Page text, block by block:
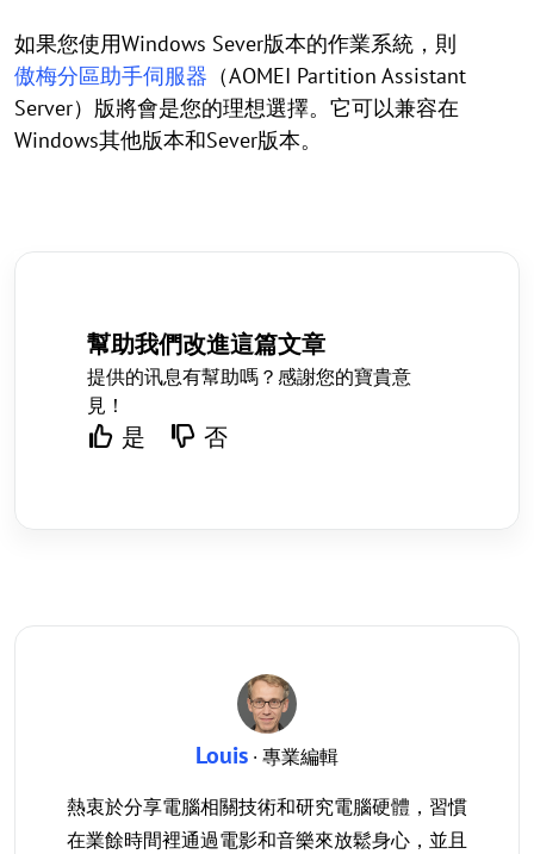
如果您使用Windows Sever版本的作業系統，則
傲梅分區助手伺服器 （AOMEI Partition Assistant
Server）版將會是您的理想選擇。它可以兼容在
Windows其他版本和Sever版本。
幫助我們改進這篇文章
提供的讯息有幫助嗎？感謝您的寶貴意
見！
是 否
Louis · 專業編輯
熱衷於分享電腦相關技術和研究電腦硬體，習慣
在業餘時間裡通過電影和音樂來放鬆身心，並且